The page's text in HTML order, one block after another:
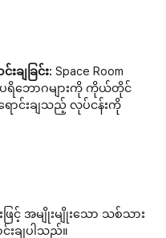
ချခြင်း: Space Room
ရိဘောဂများကို ကိုယ်တိုင်
ောင်းချသည့် လုပ်ငန်းကို
ြင့် အမျိုးမျိုးသော သစ်သား
းချပါသည်။